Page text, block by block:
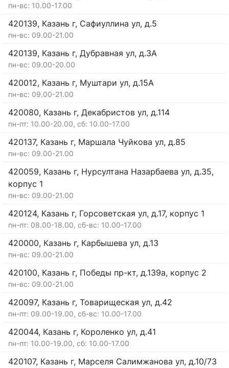
пн-вс: 10.00-17.00
420139, Казань г, Сафиуллина ул, д.5
пн-вс: 09.00-21.00
420139, Казань г, Дубравная ул, д.3А
пн-вс: 09.00-20.00
420012, Казань г, Муштари ул, д.15А
пн-вс: 09.00-21.00
420080, Казань г, Декабристов ул, д.114
пн-пт: 10.00-20.00, сб: 10.00-17.00
420137, Казань г, Маршала Чуйкова ул, д.85
пн-вс: 09.00-21.00
420059, Казань г, Нурсултана Назарбаева ул, д.35,
корпус 1
пн-вс: 09.00-21.00
420124, Казань г, Горсоветская ул, д.17, корпус 1
пн-пт: 08.00-18.00, сб-вс: 10.00-17.00
420000, Казань г, Карбышева ул, д.13
пн-вс: 09.00-21.00
420100, Казань г, Победы пр-кт, д.139а, корпус 2
пн-вс: 09.00-21.00
420097, Казань г, Товарищеская ул, д.42
пн-пт: 09.00-19.00, сб-вс: 10.00-17.00
420044, Казань г, Короленко ул, д.41
пн-пт: 10.00-19.00, сб: 10.00-17.00
420107, Казань г, Марселя Салимжанова ул, д.10/73